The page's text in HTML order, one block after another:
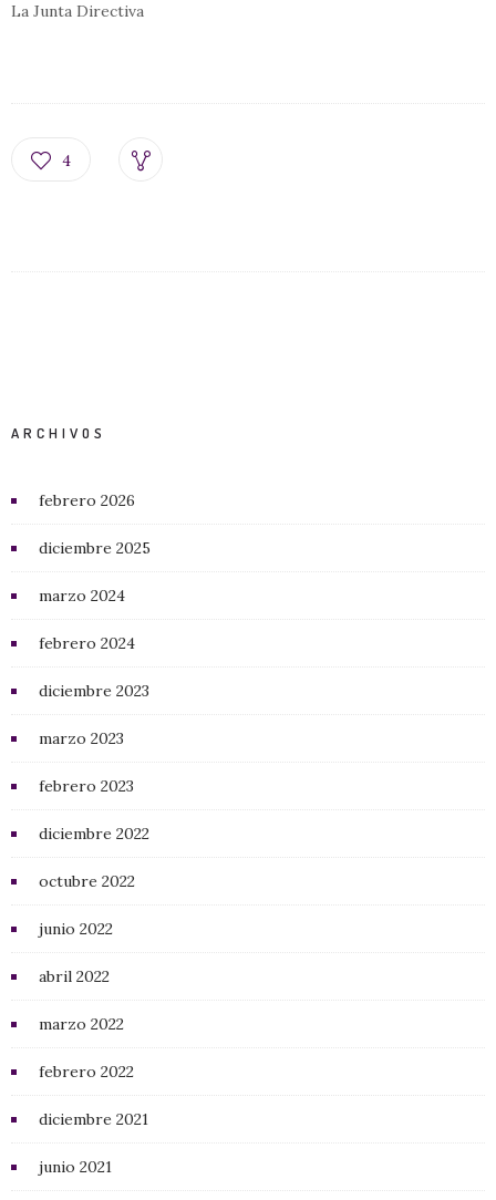
La Junta Directiva
4
ARCHIVOS
febrero 2026
diciembre 2025
marzo 2024
febrero 2024
diciembre 2023
marzo 2023
febrero 2023
diciembre 2022
octubre 2022
junio 2022
abril 2022
marzo 2022
febrero 2022
diciembre 2021
junio 2021